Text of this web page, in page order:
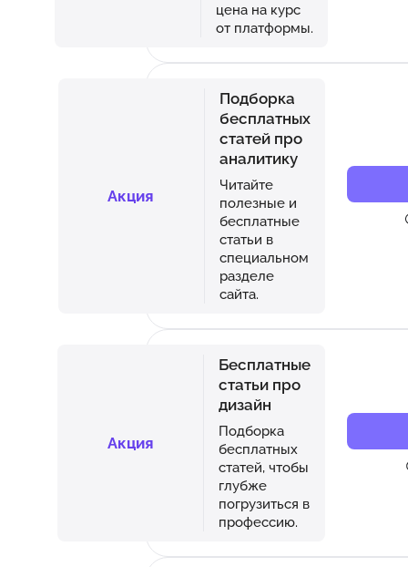
цена на курс
от платформы.
Акция
Подборка
бесплатных
статей про
аналитику
Читайте
полезные и
бесплатные
статьи в
специальном
разделе
сайта.
Акция
Бесплатные
статьи про
дизайн
Подборка
бесплатных
статей, чтобы
глубже
погрузиться в
профессию.